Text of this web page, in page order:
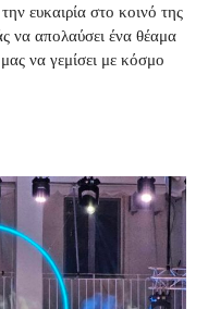
ευκαιρία στο κοινό της
να απολαύσει ένα θέαμα
να γεμίσει με κόσμο